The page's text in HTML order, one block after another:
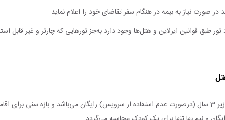
در صورت نیاز به بیمه در هنگام سفر تقاضای خود را اعلام نماید.
تور طبق قوانین ایرلاین و هتل‌ها وجود دارد به‌جز تورهایی که چارتر و غیر قابل